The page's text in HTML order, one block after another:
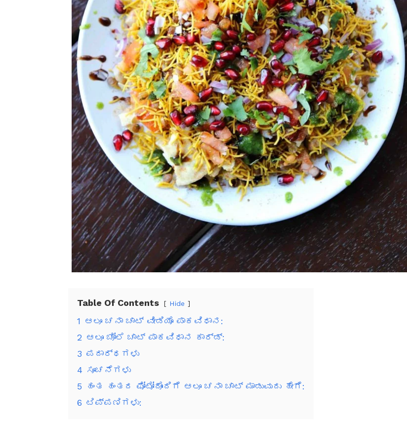
Table Of Contents Hide
1 ಆಲೂ ಚನಾ ಚಾಟ್ ವೀಡಿಯೊ ಪಾಕವಿಧಾನ:
2 ಆಲೂ ಚೋಲೆ ಚಾಟ್ ಪಾಕವಿಧಾನ ಕಾರ್ಡ್:
3 ಪದಾರ್ಥಗಳು
4 ಸೂಚನೆಗಳು
5
ಹಂತ ಹಂತದ ಫೋಟೋದೊಂದಿಗೆ ಆಲೂ ಚನಾ ಚಾಟ್ ಮಾಡುವುದು ಹೇಗೆ:
6 ಟಿಪ್ಪಣಿಗಳು: